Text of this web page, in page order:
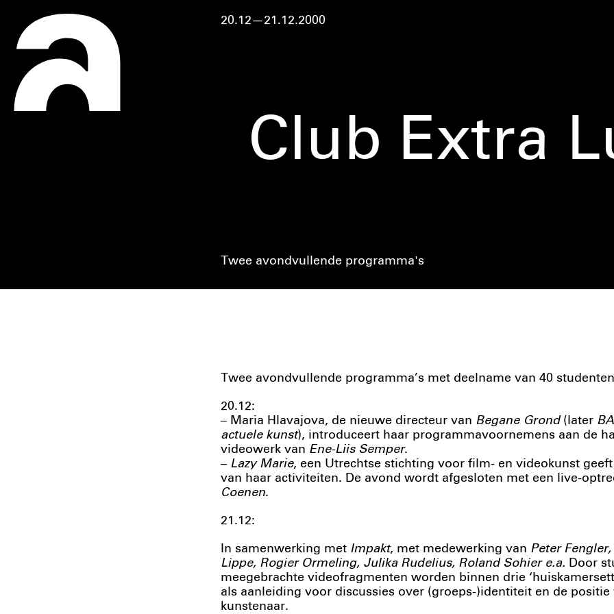
20.12—21.12.2000
Club Extra
Twee avondvullende programma's
Twee avondvullende programma’s met deelname van 40
20.12:
– Maria Hlavajova, de nieuwe directeur van Begane Grond(later
actuele kunst), introduceert haar programmavoornemens aan de
videowerk van Ene-Liis Semper.
– Lazy Marie, een Utrechtse stichting voor film- en videokunst
van haar activiteiten. De avond wordt afgesloten met een live-
Coenen.
21.12:
In samenwerking met Impakt, met medewerking van Peter
Lippe, Rogier Ormeling, Julika Rudelius, Roland Sohier e.a. Door
meegebrachte videofragmenten worden binnen drie
als aanleiding voor discussies over (groeps-)identiteit en de positie
kunstenaar.